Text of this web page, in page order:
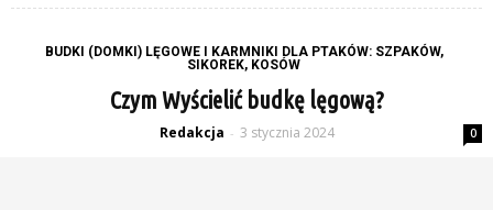
BUDKI (DOMKI) LĘGOWE I KARMNIKI DLA PTAKÓW: SZPAKÓW,
SIKOREK, KOSÓW
Czym Wyścielić budkę lęgową?
Redakcja - 3 stycznia 2024 0